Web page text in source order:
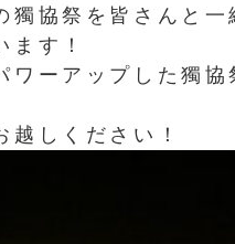
獨協祭を皆さんと
ます！
ワーアップした獨
越しください！